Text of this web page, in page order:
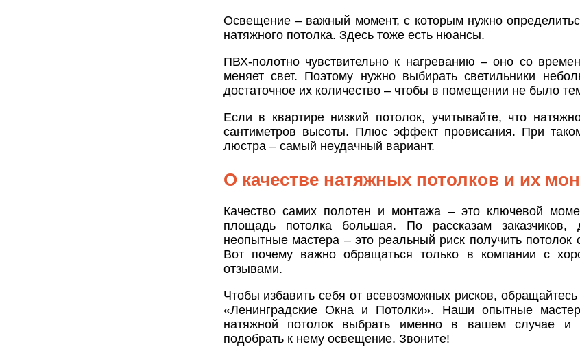
Освещение – важный момент, с которым нужно
натяжного потолка. Здесь тоже есть нюансы.
ПВХ-полотно чувствительно к нагреванию – оно со
меняет свет. Поэтому нужно выбирать светильники
достаточное их количество – чтобы в помещении не было
Если в квартире низкий потолок, учитывайте, что
сантиметров высоты. Плюс эффект провисания. При
люстра – самый неудачный вариант.
О качестве натяжных потолков и их
Качество самих полотен и монтажа – это ключевой
площадь потолка большая. По рассказам
неопытные мастера – это реальный риск получить
Вот почему важно обращаться только в компании с
отзывами.
Чтобы избавить себя от всевозможных рисков,
«Ленинградские Окна и Потолки». Наши опытные
натяжной потолок выбрать именно в вашем случае и
подобрать к нему освещение. Звоните!